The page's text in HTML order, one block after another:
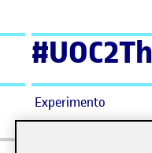
Experimento